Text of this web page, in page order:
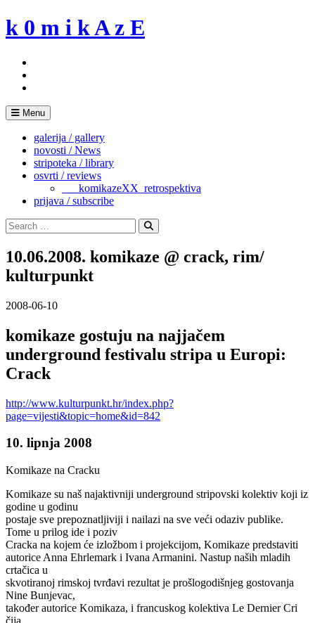
Skip
to
k 0 m i k A z E
Menu
galerija / gallery
novosti / News
stripoteka / library
osvrti / reviews
___komikazeXX_retrospektiva
prijava / subscribe
Search
for:
Search
10.06.2008. komikaze @ crack, rim/
kulturpunkt
2008-06-10
komikaze gostuju na najjačem
underground festivalu stripa u Europi:
Crack
http://www.kulturpunkt.hr/index.php?
page=vijesti&topic=home&id=842
10. lipnja 2008
Komikaze na Cracku
Komikaze su naš najaktivniji underground stripovski kolektiv koji iz
godine u godinu
postaje sve prepoznatljiviji i nailazi na sve veći odaziv publike.
Tome u prilog ide i poziv
Cracka na kojem će izložbom i projekcijom, Komikaze predstaviti
autorice Anna Ehrlemark i Ivana Armanini. Nastup naših mladih
crtačica u
skvotiranoj rimskoj tvrđavi rezultat je prošlogodišnjeg gostovanja
Nine Bunjevac,
također autorice Komikaza, i francuskog kolektiva Le Dernier Cri
čija